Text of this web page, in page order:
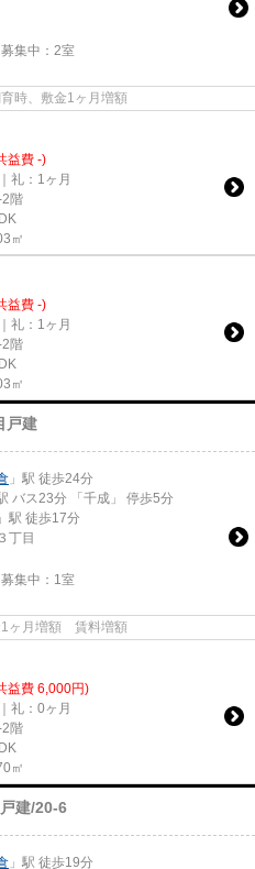
集中： 2室
時、敷金1ヶ月増額
益費 -)
礼：1ヶ月
2階
㎡
益費 -)
礼：1ヶ月
2階
㎡
戸建
」駅 徒歩24分
バス23分 「千成」 停歩5分
」駅 徒歩17分
３丁目
集中： 1室
ヶ月増額 賃料増額
益費 6,000円)
礼：0ヶ月
2階
㎡
建/20-6
」駅 徒歩19分